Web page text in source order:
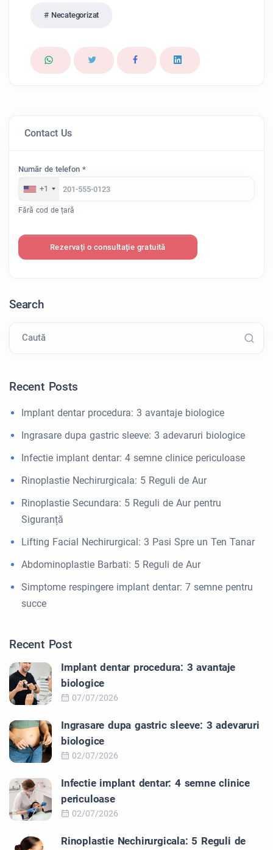
Necategorizat
Contact Us
Număr de telefon *
+1
Fără cod de țară
Rezervați o consultație gratuită
Search
Caută
Recent Posts
Implant dentar procedura: 3 avantaje biologice
Ingrasare dupa gastric sleeve: 3 adevaruri biologice
Infectie implant dentar: 4 semne clinice periculoase
Rinoplastie Nechirurgicala: 5 Reguli de Aur
Rinoplastie Secundara: 5 Reguli de Aur pentru
Siguranță
Lifting Facial Nechirurgical: 3 Pasi Spre un Ten Tanar
Abdominoplastie Barbati: 5 Reguli de Aur
Simptome respingere implant dentar: 7 semne pentru
succe
Recent Post
Implant dentar procedura: 3 avantaje
biologice
07/07/2026
Ingrasare dupa gastric sleeve: 3 adevaruri
biologice
02/07/2026
Infectie implant dentar: 4 semne clinice
periculoase
02/07/2026
Rinoplastie Nechirurgicala: 5 Reguli de